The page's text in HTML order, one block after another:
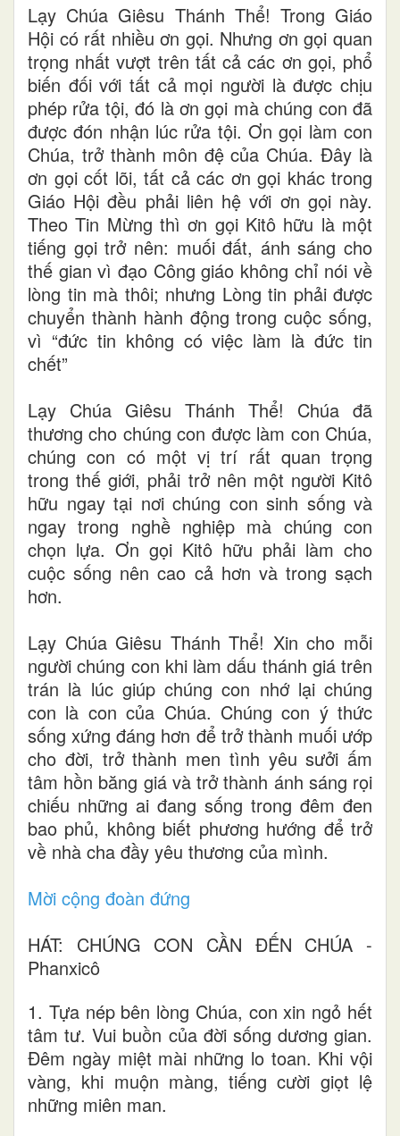
Lạy Chúa Giêsu Thánh Thể! Trong Giáo
Hội có rất nhiều ơn gọi. Nhưng ơn gọi quan
trọng nhất vượt trên tất cả các ơn gọi, phổ
biến đối với tất cả mọi người là được chịu
phép rửa tội, đó là ơn gọi mà chúng con đã
được đón nhận lúc rửa tội. Ơn gọi làm con
Chúa, trở thành môn đệ của Chúa. Đây là
ơn gọi cốt lõi, tất cả các ơn gọi khác trong
Giáo Hội đều phải liên hệ với ơn gọi này.
Theo Tin Mừng thì ơn gọi Kitô hữu là một
tiếng gọi trở nên: muối đất, ánh sáng cho
thế gian vì đạo Công giáo không chỉ nói về
lòng tin mà thôi; nhưng Lòng tin phải được
chuyển thành hành động trong cuộc sống,
vì “đức tin không có việc làm là đức tin
chết”
Lạy Chúa Giêsu Thánh Thể! Chúa đã
thương cho chúng con được làm con Chúa,
chúng con có một vị trí rất quan trọng
trong thế giới, phải trở nên một người Kitô
hữu ngay tại nơi chúng con sinh sống và
ngay trong nghề nghiệp mà chúng con
chọn lựa. Ơn gọi Kitô hữu phải làm cho
cuộc sống nên cao cả hơn và trong sạch
hơn.
Lạy Chúa Giêsu Thánh Thể! Xin cho mỗi
người chúng con khi làm dấu thánh giá trên
trán là lúc giúp chúng con nhớ lại chúng
con là con của Chúa. Chúng con ý thức
sống xứng đáng hơn để trở thành muối ướp
cho đời, trở thành men tình yêu sưởi ấm
tâm hồn băng giá và trở thành ánh sáng rọi
chiếu những ai đang sống trong đêm đen
bao phủ, không biết phương hướng để trở
về nhà cha đầy yêu thương của mình.
Mời cộng đoàn đứng
HÁT: CHÚNG CON CẦN ĐẾN CHÚA -
Phanxicô
1. Tựa nép bên lòng Chúa, con xin ngỏ hết
tâm tư. Vui buồn của đời sống dương gian.
Đêm ngày miệt mài những lo toan. Khi vội
vàng, khi muộn màng, tiếng cười giọt lệ
những miên man.